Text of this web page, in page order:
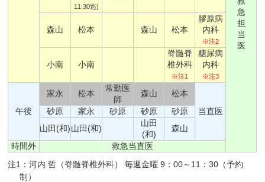
急
担
当
医
11:30迄)
森山 松本 森山 松本
膠原病
内科
※注2
小南 小南
脊髄脊
椎外科
※注1
糖尿病
内科
※注3
午後
家永 松本
常勤医
師
森山
松本
当直医
砂原 家永 砂原 砂原
砂原
山田(和)山田(和)
山田
(和)
森山
時間外
救急当直医
注1：河内 哲（脊髄脊椎外科） 毎週金曜 9：00～11：30（予約
制）